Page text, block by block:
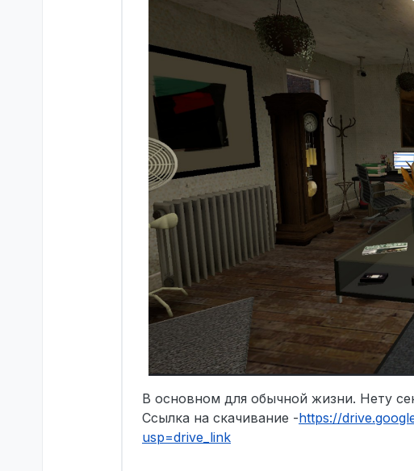
В основном для обычной жизни. Нету
Ссылка на скачивание -https://
usp=drive_link